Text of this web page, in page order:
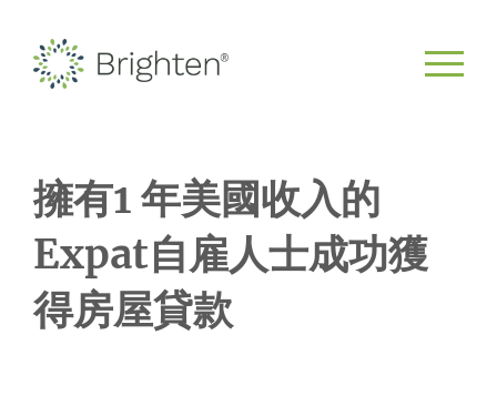
擁有1 年美國收入的
Expat自雇人士成功獲
得房屋貸款